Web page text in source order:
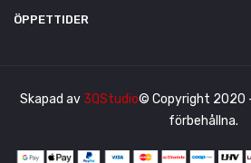
ÖPPETTIDER
Skapad av 3QStudio© Copyright 2020
förbehållna.